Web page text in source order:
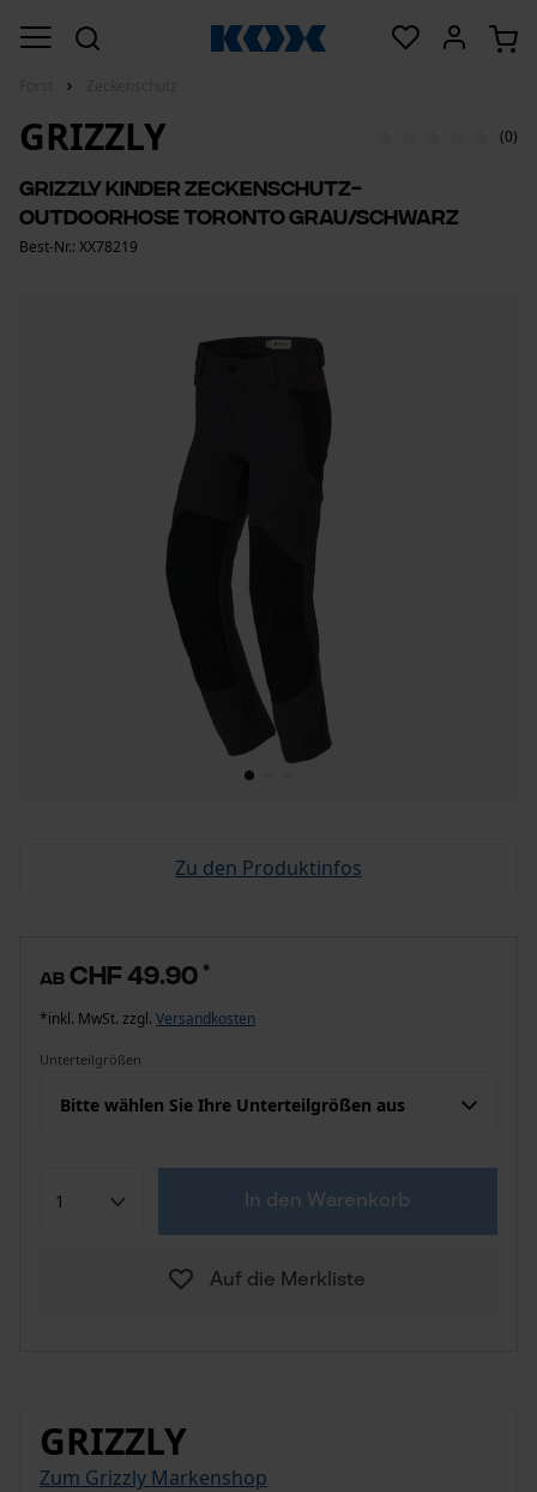
GRIZZLY (0)
Grizzly Kinder Zeckenschutz-
Outdoorhose Toronto grau/schwarz
Best-Nr.: XX78219
Zu den Produktinfos
ab CHF 49.90 *
*inkl. MwSt. zzgl. Versandkosten
Unterteilgrößen
Bitte wählen Sie Ihre Unterteilgrößen aus
In den Warenkorb
Auf die Merkliste
GRIZZLY
Zum Grizzly Markenshop